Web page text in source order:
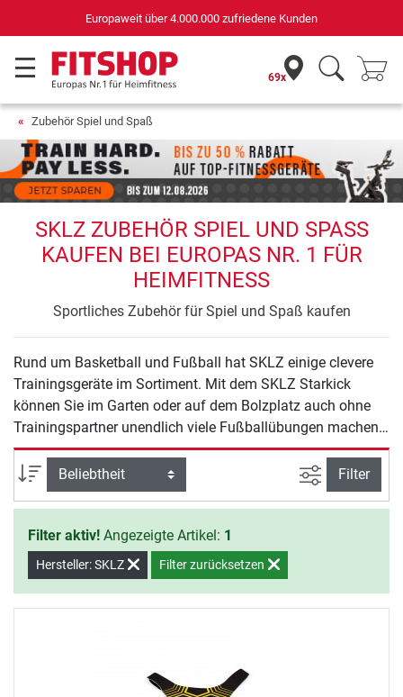
Europaweit über 4.000.000 zufriedene Kunden
69x
Zubehör Spiel und Spaß
SKLZ ZUBEHÖR SPIEL UND SPASS K
AUFEN BEI EUROPAS NR. 1 FÜR H
EIMFITNESS
Sportliches Zubehör für Spiel und Spaß kaufen
Rund um Basketball und Fußball hat SKLZ einige clevere
Trainingsgeräte im Sortiment. Mit dem SKLZ Starkick
können Sie im Garten oder auf dem Bolzplatz auch ohne
Trainingspartner unendlich viele Fußballübungen machen.
Die dehnbare Leine befördert den Ball immer wieder zurück
zu Ihnen.Sortierung Ansicht
Filter
Filter aktiv! Angezeigte Artikel: 1
Hersteller: SKLZ Filter zurücksetzen